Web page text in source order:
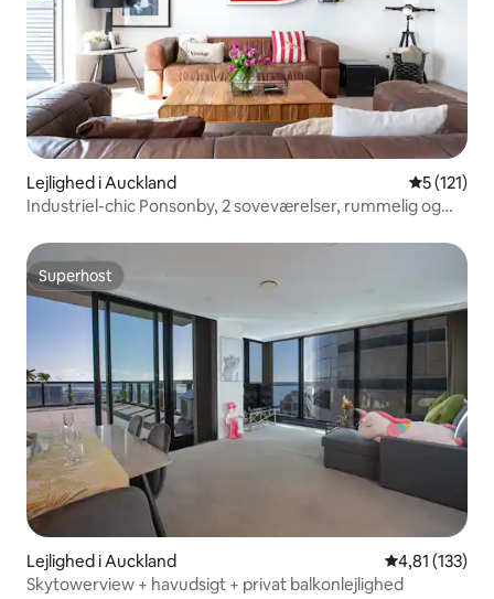
Lejlighed i Auckland 5 ud af 5 i
5 (121)
Industriel-chic Ponsonby, 2 soveværelser, rummelig og
Superhost
Superhost
Lejlighed i Auckland 4,81 ud af 5 i
4,81 (133)
Skytowerview + havudsigt + privat balkonlejlighed